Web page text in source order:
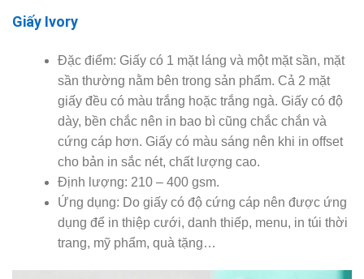
Giấy Ivory
Đặc điểm: Giấy có 1 mặt láng và một mặt sần, mặt
sần thường nằm bên trong sản phẩm. Cả 2 mặt
giấy đều có màu trắng hoặc trắng ngà. Giấy có độ
dày, bền chắc nên in bao bì cũng chắc chắn và
cứng cáp hơn. Giấy có màu sáng nên khi in offset
cho bản in sắc nét, chất lượng cao.
Định lượng: 210 – 400 gsm.
Ứng dụng: Do giấy có độ cứng cáp nên được ứng
dụng để in thiệp cưới, danh thiếp, menu, in túi thời
trang, mỹ phẩm, quà tặng…